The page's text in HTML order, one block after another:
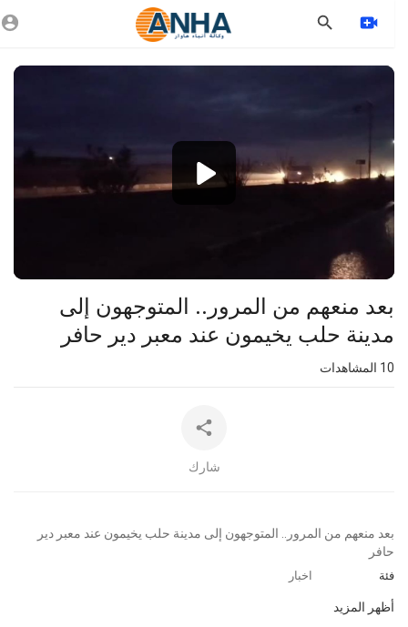
Video
240p
بعد منعهم من المرور.. المتوجهون إلى
مدينة حلب يخيمون عند معبر دير حافر
المشاهدات
شارك
⁣بعد منعهم من المرور.. المتوجهون إلى مدينة حلب يخيمون عند معبر دير
حافر
فئة اخبار
أظهر المزيد